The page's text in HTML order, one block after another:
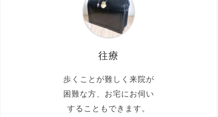
往療
歩くことが難しく来院が
困難な方、お宅にお伺い
することもできます。